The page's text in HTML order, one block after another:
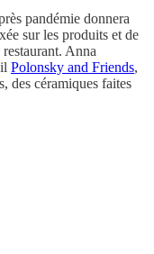
pandémie donnera
sur les produits et de
Anna
Polonsky and Friends,
des céramiques faites